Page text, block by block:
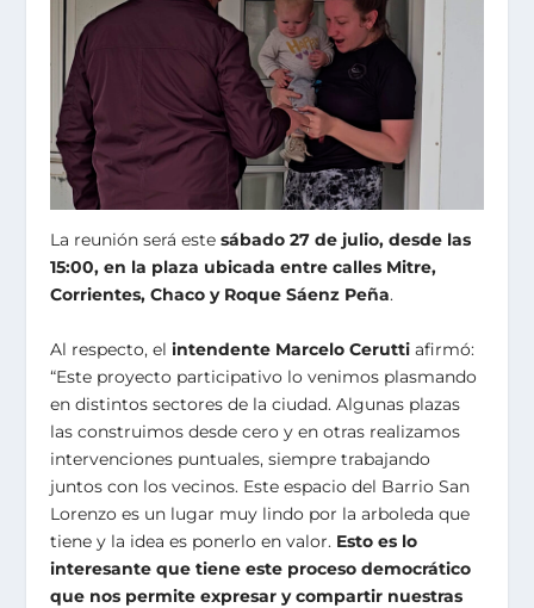
La reunión será estesábado 27 de julio, desde las
15:00, en la plaza ubicada entre calles Mitre,
Corrientes, Chaco y Roque Sáenz Peña.
Al respecto, elintendente Marcelo Cerutti afirmó:
“Este proyecto participativo lo venimos plasmando
en distintos sectores de la ciudad. Algunas plazas
las construimos desde cero y en otras realizamos
intervenciones puntuales, siempre trabajando
juntos con los vecinos. Este espacio del Barrio San
Lorenzo es un lugar muy lindo por la arboleda que
tiene y la idea es ponerlo en valor. Esto es lo
interesante que tiene este proceso democrático
que nos permite expresar y compartir nuestras